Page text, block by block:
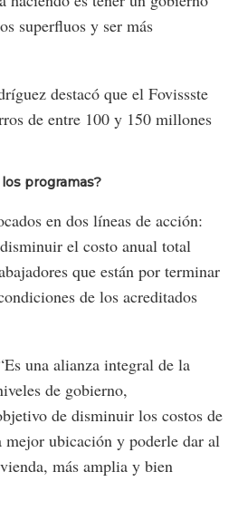
superfluos y ser más
destacó que el Fovissste
de entre 100 y 150 millones
programas?
en dos líneas de acción:
el costo anual total
que están por terminar
de los acreditados
una alianza integral de la
de gobierno,
de disminuir los costos de
ubicación y poderle dar al
más amplia y bien